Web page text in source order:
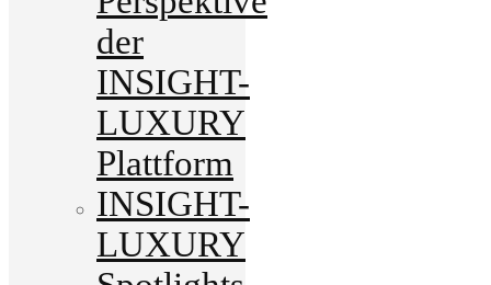
der
INSIGHT-
LUXURY
Plattform
INSIGHT-
LUXURY